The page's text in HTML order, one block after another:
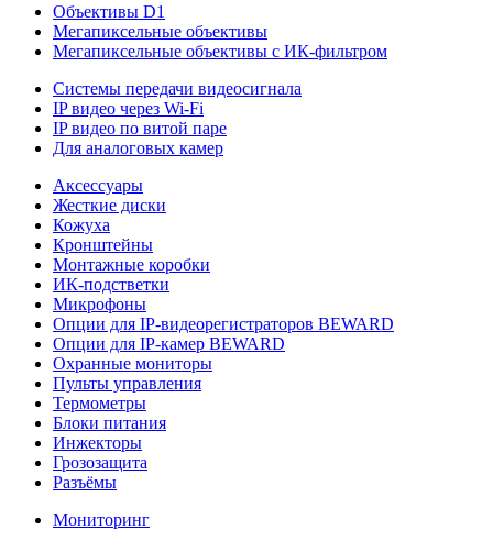
Объективы D1
Мегапиксельные объективы
Мегапиксельные объективы с ИК-фильтром
Системы передачи видеосигнала
IP видео через Wi-Fi
IP видео по витой паре
Для аналоговых камер
Аксессуары
Жесткие диски
Кожуха
Кронштейны
Монтажные коробки
ИК-подстветки
Микрофоны
Опции для IP-видеорегистраторов BEWARD
Опции для IP-камер BEWARD
Охранные мониторы
Пульты управления
Термометры
Блоки питания
Инжекторы
Грозозащита
Разъёмы
Мониторинг